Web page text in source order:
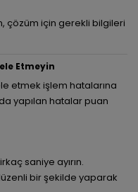
çözüm için gerekli bilgileri
Etmeyin
etmek işlem hatalarına
yapılan hatalar puan
saniye ayırın.
bir şekilde yaparak